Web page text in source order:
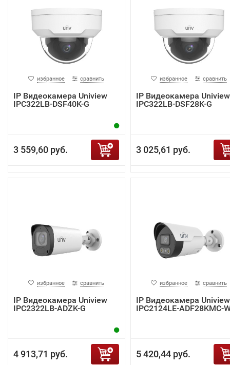
избранное сравнить
IP Видеокамера Uniview
IPC322LB-DSF40K-G
3 559,60 руб.
избранное сравнить
IP Видеокамера Uniview
IPC322LB-DSF28K-G
3 025,61 руб.
избранное сравнить
IP Видеокамера Uniview
IPC2322LB-ADZK-G
4 913,71 руб.
избранное сравнить
IP Видеокамера Uniview
IPC2124LE-ADF28KMC-
5 420,44 руб.